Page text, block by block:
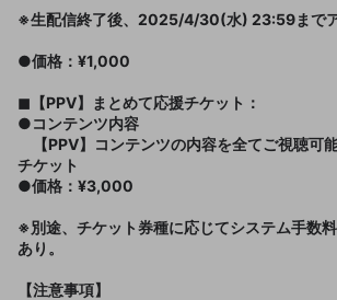
※生配信終了後、2025/4/30(水) 23:59まで
●価格：¥1,000
◼︎【PPV】まとめて応援チケット：
●コンテンツ内容
【PPV】コンテンツの内容を全てご視聴可
チケット
●価格：¥3,000
※別途、チケット券種に応じてシステム手数
あり。
【注意事項】